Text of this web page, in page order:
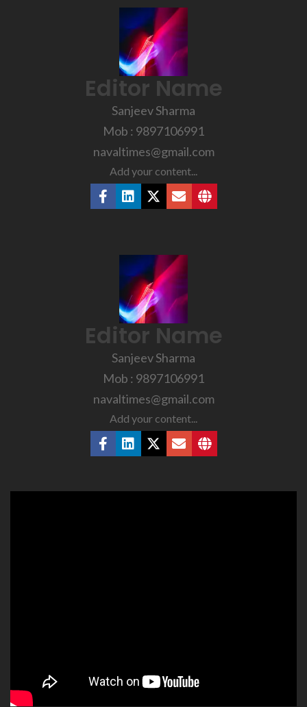
Editor Name
Sanjeev Sharma
Mob : 9897106991
navaltimes@gmail.com
Add your content...
Editor Name
Sanjeev Sharma
Mob : 9897106991
navaltimes@gmail.com
Add your content...